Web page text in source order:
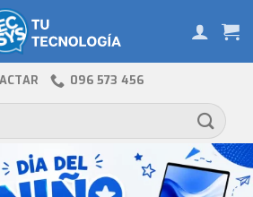
096 573 456